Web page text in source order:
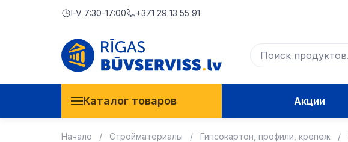
I-V 7:30-17:00 +371 29 13 55 91
Каталог товаров Акции
Начало Стройматериалы Гипсокартон, профили, крепеж